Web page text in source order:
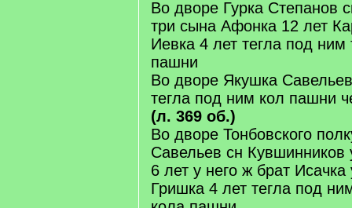
Во дворе Гурка Степанов
три сына Афонка 12 лет
Иевка 4 лет тегла под ним
пашни
Во дворе Якушка
тегла под ним кол пашни
(л. 369 об.)
Во дворе Тонбовского
Савельев сн Кувшинников
6 лет у него ж брат
Гришка 4 лет тегла под